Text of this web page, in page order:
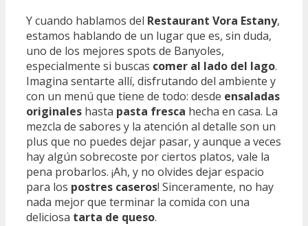
Y cuando hablamos del Restaurant Vora Estany,
estamos hablando de un lugar que es, sin duda,
uno de los mejores spots de Banyoles,
especialmente si buscas comer al lado del lago.
Imagina sentarte allí, disfrutando del ambiente y
con un menú que tiene de todo: desde ensaladas
originales hasta pasta fresca hecha en casa. La
mezcla de sabores y la atención al detalle son un
plus que no puedes dejar pasar, y aunque a veces
hay algún sobrecoste por ciertos platos, vale la
pena probarlos. ¡Ah, y no olvides dejar espacio
para los postres caseros! Sinceramente, no hay
nada mejor que terminar la comida con una
deliciosa tarta de queso.